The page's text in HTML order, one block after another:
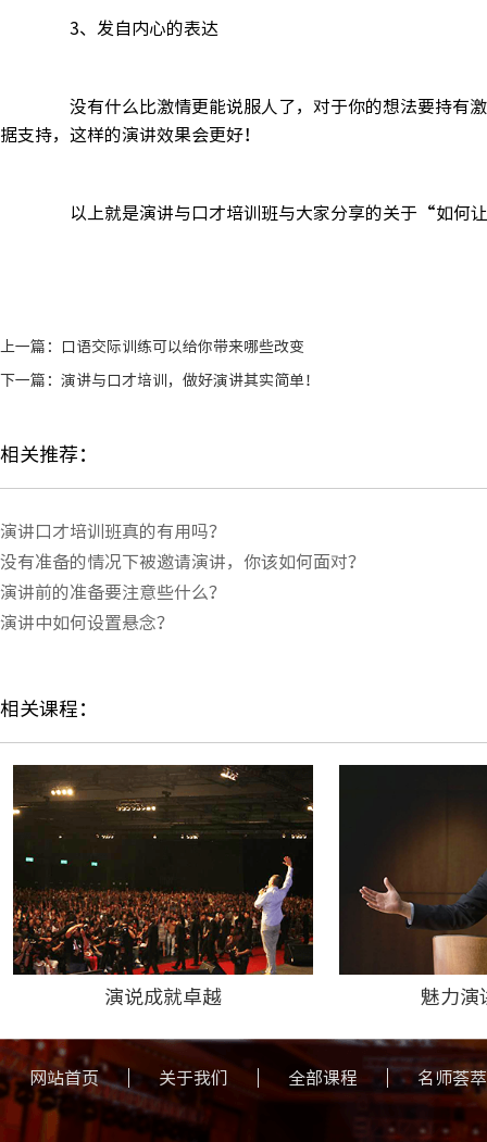
3、发自内心的表达
没有什么比激情更能说服人了，对于你的想法要持有激
据支持，这样的演讲效果会更好！
以上就是演讲与口才培训班与大家分享的关于“如何
上一篇： 口语交际训练可以给你带来哪些改变
下一篇： 演讲与口才培训，做好演讲其实简单！
相关推荐：
演讲口才培训班真的有用吗？
没有准备的情况下被邀请演讲，你该如何面对？
演讲前的准备要注意些什么？
演讲中如何设置悬念？
相关课程：
演说成就卓越 魅力演
网站首页 关于我们 全部课程 名师荟萃